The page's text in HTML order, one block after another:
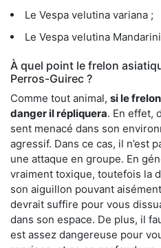
Le Vespa velutina variana ;
Le Vespa velutina
À quel point le frelon
Perros-Guirec ?
Comme tout animal, si le
danger il répliquera. En effet,
sent menacé dans son
agressif. Dans ce cas, il n’est
une attaque en groupe. En
vraiment toxique, toutefois la
son aiguillon pouvant
devrait suffire pour vous
dans son espace. De plus, il
est assez dangereuse pour